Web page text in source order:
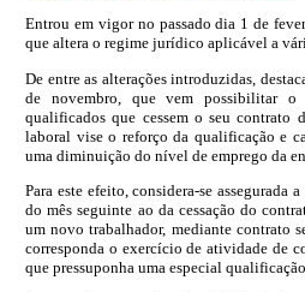
Entrou em vigor no passado dia 1 de
que altera o regime jurídico aplicável a
De entre as alterações introduzidas,
de novembro, que vem possibilitar o
qualificados que cessem o seu contrato
laboral vise o reforço da qualificação e
uma diminuição do nível de emprego da
Para este efeito, considera-se
do mês seguinte ao da cessação do
um novo trabalhador, mediante contrato
corresponda o exercício de atividade de
que pressuponha uma especial